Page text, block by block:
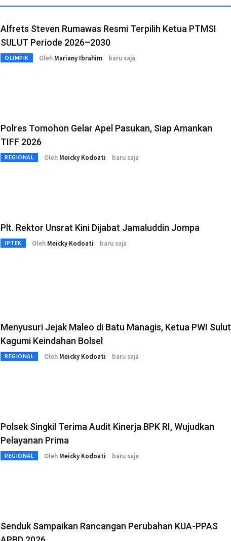
Alfrets Steven Rumawas Resmi Terpilih Ketua PTMSI
SULUT Periode 2026–2030
OLIMPIK Oleh Mariany Ibrahim baru saja
Polres Tomohon Gelar Apel Pasukan, Siap Amankan
TIFF 2026
REGIONAL Oleh Meicky Kodoati baru saja
Plt. Rektor Unsrat Kini Dijabat Jamaluddin Jompa
IPTEK Oleh Meicky Kodoati baru saja
Menyusuri Jejak Maleo di Batu Managis, Ketua PWI Sulut
Kagumi Keindahan Bolsel
REGIONAL Oleh Meicky Kodoati baru saja
Polsek Singkil Terima Audit Kinerja BPK RI, Wujudkan
Pelayanan Prima
REGIONAL Oleh Meicky Kodoati baru saja
Senduk Sampaikan Rancangan Perubahan KUA-PPAS